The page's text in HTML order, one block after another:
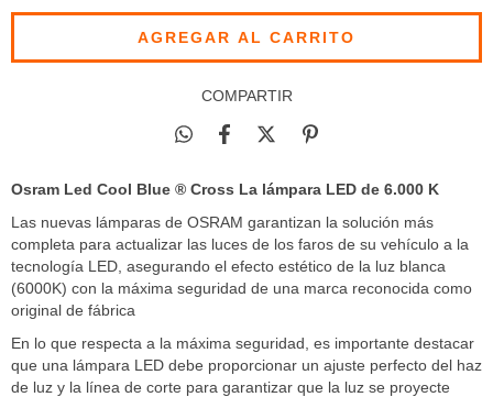
COMPARTIR
Osram Led Cool Blue ® Cross La lámpara LED de 6.000 K
Las nuevas lámparas de OSRAM garantizan la solución más
completa para actualizar las luces de los faros de su vehículo a la
tecnología LED, asegurando el efecto estético de la luz blanca
(6000K) con la máxima seguridad de una marca reconocida como
original de fábrica
En lo que respecta a la máxima seguridad, es importante destacar
que una lámpara LED debe proporcionar un ajuste perfecto del haz
de luz y la línea de corte para garantizar que la luz se proyecte